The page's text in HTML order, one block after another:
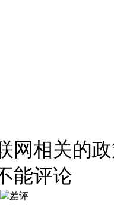
网相关的
能评论
差评